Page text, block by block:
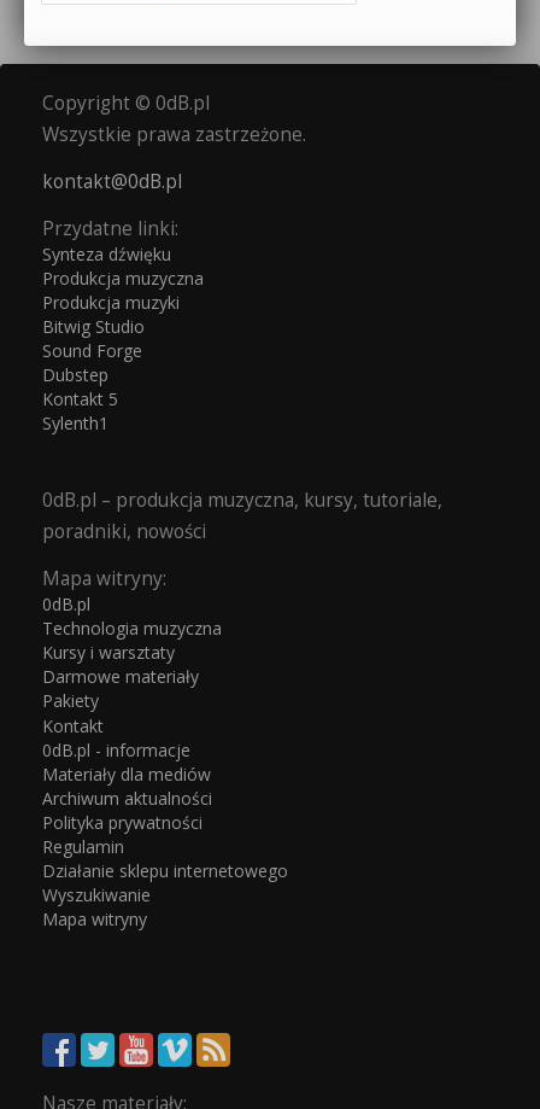
Copyright © 0dB.pl
Wszystkie prawa zastrzeżone.
kontakt@0dB.pl
Przydatne linki:
Synteza dźwięku
Produkcja muzyczna
Produkcja muzyki
Bitwig Studio
Sound Forge
Dubstep
Kontakt 5
Sylenth1
0dB.pl – produkcja muzyczna, kursy, tutoriale,
poradniki, nowości
Mapa witryny:
0dB.pl
Technologia muzyczna
Kursy i warsztaty
Darmowe materiały
Pakiety
Kontakt
0dB.pl - informacje
Materiały dla mediów
Archiwum aktualności
Polityka prywatności
Regulamin
Działanie sklepu internetowego
Wyszukiwanie
Mapa witryny
Nasze materiały: